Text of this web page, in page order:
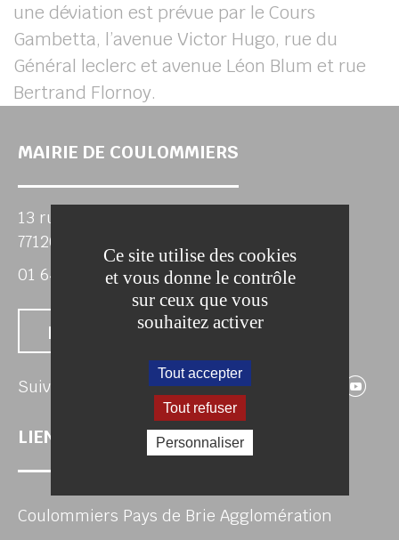
une déviation est prévue par le Cours
Gambetta, l’avenue Victor Hugo, rue du
Général leclerc et avenue Léon Blum et rue
Bertrand Flornoy.
MAIRIE DE COULOMMIERS
13 rue du général de Gaulle
77120 COULOMMIERS
01 64 75 80 00
Nous contacter
Suivez-nous Suivez-nous
Suivez-
LIENS UTILES
Coulommiers Pays de Brie Agglomération
Ce site utilise des cookies
et vous donne le contrôle
sur ceux que vous
souhaitez activer
Tout accepter
Tout refuser
Personnaliser